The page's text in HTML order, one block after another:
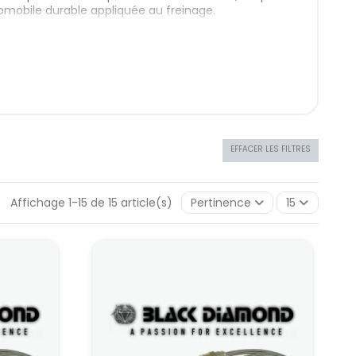
durable appliquée au freinage.
l’aéronautique : commandes hydrauliques,
la même philosophie : limiter la dilatation,
à fiabiliser la base (freins, refroidissement,
certes, peu spectaculaires à l’œil, mais
base :
EFFACER LES FILTRES
Affichage 1-15 de 15 article(s) Pertinence 15